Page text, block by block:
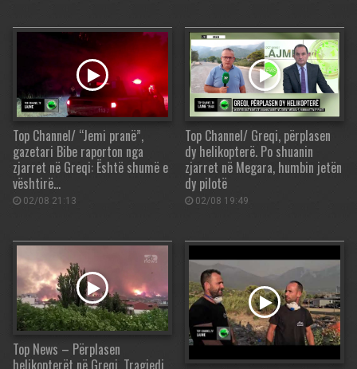
Top Channel/ “Jemi pranë”,
gazetari Bibe raporton nga
zjarret në Greqi: Është shumë e
vështirë…
02/08 21:13
Top Channel/ Greqi, përplasen
dy helikopterë. Po shuanin
zjarret në Megara, humbin jetën
dy pilotë
02/08 19:49
Top News – Përplasen
helikopterët në Greqi. Tragjedi